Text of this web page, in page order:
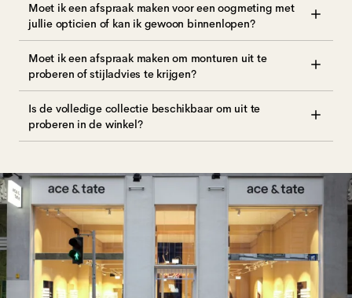
Moet ik een afspraak maken voor een oogmeting met
jullie opticien of kan ik gewoon binnenlopen?
Moet ik een afspraak maken om monturen uit te
proberen of stijladvies te krijgen?
Is de volledige collectie beschikbaar om uit te
proberen in de winkel?